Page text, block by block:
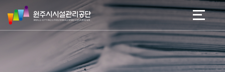
네
본문 바로가기
메뉴 바로가기
원
주
시